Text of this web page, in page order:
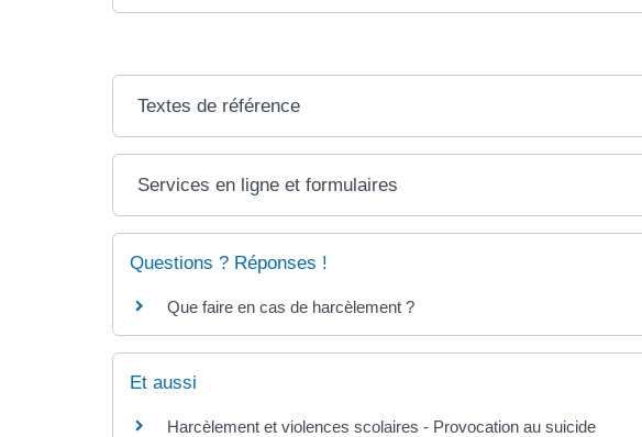
Textes de référence
Services en ligne et formulaires
Questions ? Réponses !
Que faire en cas de harcèlement ?
Et aussi
Harcèlement et violences scolaires - Provocation au suicide